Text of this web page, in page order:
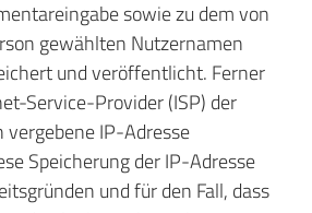
sowie zu dem von
gewählten Nutzernamen
und veröffentlicht. Ferner
Service-Provider (ISP) der
IP-Adresse
Speicherung der IP-Adresse
und für den Fall, dass